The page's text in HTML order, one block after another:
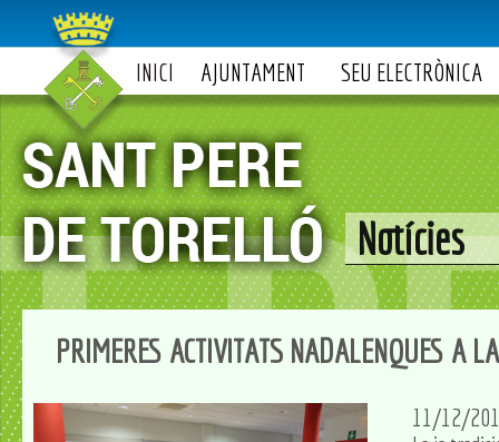
INICI AJUNTAMENT SEU ELECTRÒNICA
Notícies
PRIMERES ACTIVITATS NADALENQUES A
11/12/